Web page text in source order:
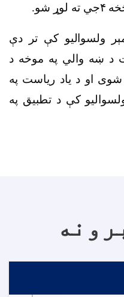
۴جي ته لوړ شو.
ولسوالیو کې تر دې
د ښه والي په موخه د
شوی او د یاد ریاست په
کې د تطبیق په